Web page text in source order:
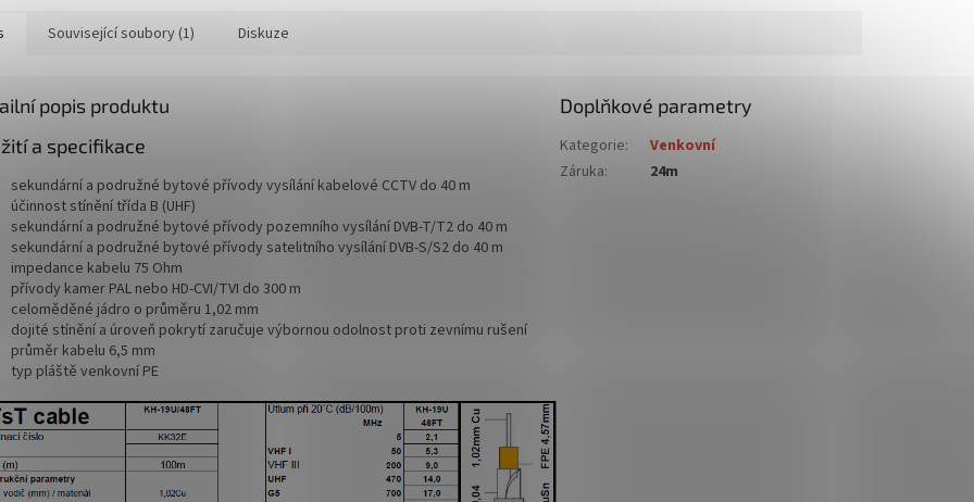
Související soubory (1) Diskuze
popis produktu
a specifikace
sekundární a podružné bytové přívody vysílání kabelové CCTV do 40 m
účinnost stínění třída B (UHF)
sekundární a podružné bytové přívody pozemního vysílání DVB-T/T2 do 40 m
sekundární a podružné bytové přívody satelitního vysílání DVB-S/S2 do 40 m
impedance kabelu 75 Ohm
přívody kamer PAL nebo HD-CVI/TVI do 300 m
celoměděné jádro o průměru 1,02 mm
dojité stínění a úroveň pokrytí zaručuje výbornou odolnost proti zevnímu rušení
průměr kabelu 6,5 mm
typ pláště venkovní PE
Doplňkové parametry
Kategorie:
Venkovní
Záruka: 24m